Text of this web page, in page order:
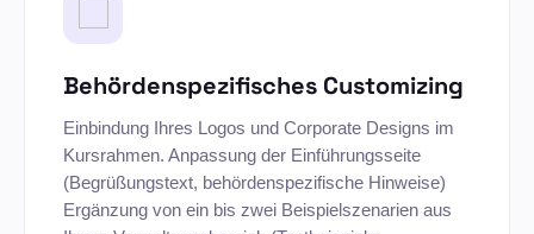
Behördenspezifisches Customizing
Einbindung Ihres Logos und Corporate Designs im
Kursrahmen. Anpassung der Einführungsseite
(Begrüßungstext, behördenspezifische Hinweise)
Ergänzung von ein bis zwei Beispielszenarien aus